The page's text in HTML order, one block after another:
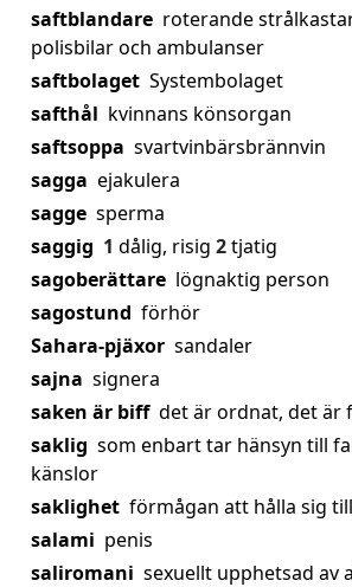
saftblandare roterande
polisbilar och ambulanser
saftbolaget Systembolaget
safthål kvinnans könsorgan
saftsoppa svartvinbärsbrännvin
sagga ejakulera
sagge sperma
saggig 1 dålig, risig 2tjatig
sagoberättare lögnaktig person
sagostund förhör
Sahara-pjäxor sandaler
sajna signera
saken är biff det är ordnat, det är
saklig som enbart tar hänsyn till
känslor
saklighet förmågan att hålla sig
salami penis
saliromani sexuellt upphetsad av